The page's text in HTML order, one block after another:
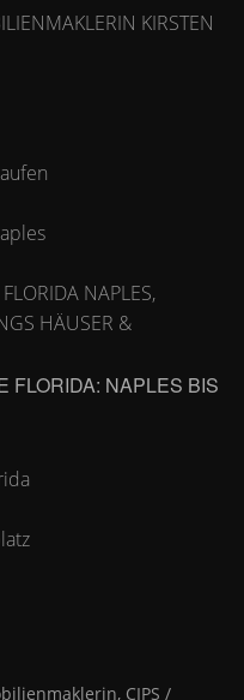
KIRSTEN
NAPLES,
HÄUSER &
FLORIDA: NAPLES BIS
CIPS /